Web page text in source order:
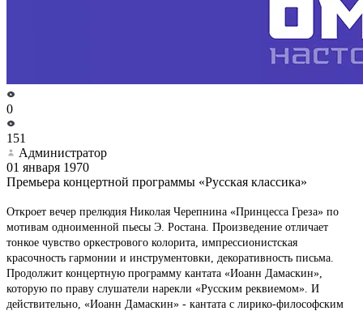
0
151
Администратор
01 января 1970
Премьера концертной программы «Русская классика»
Откроет вечер прелюдия Николая Черепнина «Принцесса Греза» по
мотивам одноименной пьесы Э. Ростана. Произведение отличает
тонкое чувство оркестрового колорита, импрессионистская
красочность гармонии и инструментовки, декоративность письма.
Продолжит концертную программу кантата «Иоанн Дамаскин»,
которую по праву слушатели нарекли «Русским реквиемом». И
действительно, «Иоанн Дамаскин» - кантата с лирико-философским